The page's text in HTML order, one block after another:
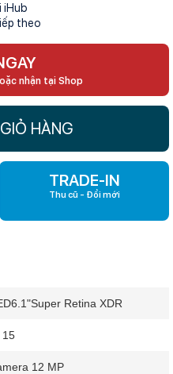
iHub
theo
nhận tại Shop
HÀNG
TRADE-IN
Thu cũ - Đổi mới
6.1"Super Retina XDR
15
12 MP